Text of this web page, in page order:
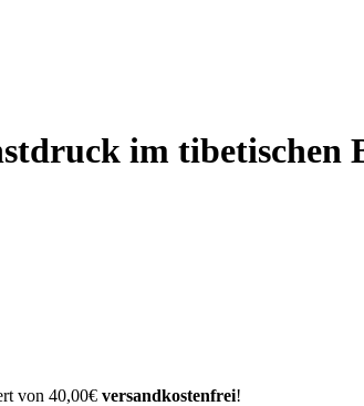
im tibetischen
von 40,00€ versandkostenfrei!